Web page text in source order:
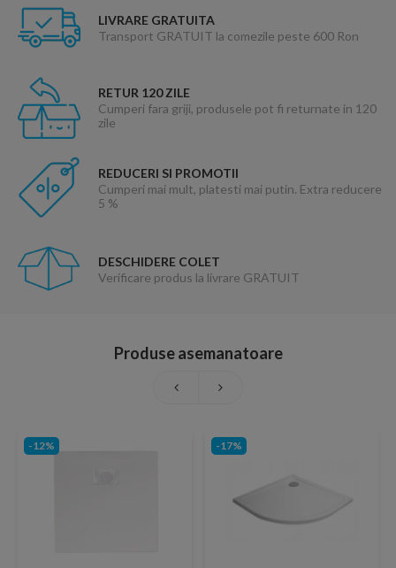
LIVRARE GRATUITA
Transport GRATUIT la comezile peste 600 Ron
RETUR 120 ZILE
Cumperi fara griji, produsele pot fi returnate in 120
zile
REDUCERI SI PROMOTII
Cumperi mai mult, platesti mai putin. Extra reducere
5 %
DESCHIDERE COLET
Verificare produs la livrare GRATUIT
Produse asemanatoare
-12% -17%